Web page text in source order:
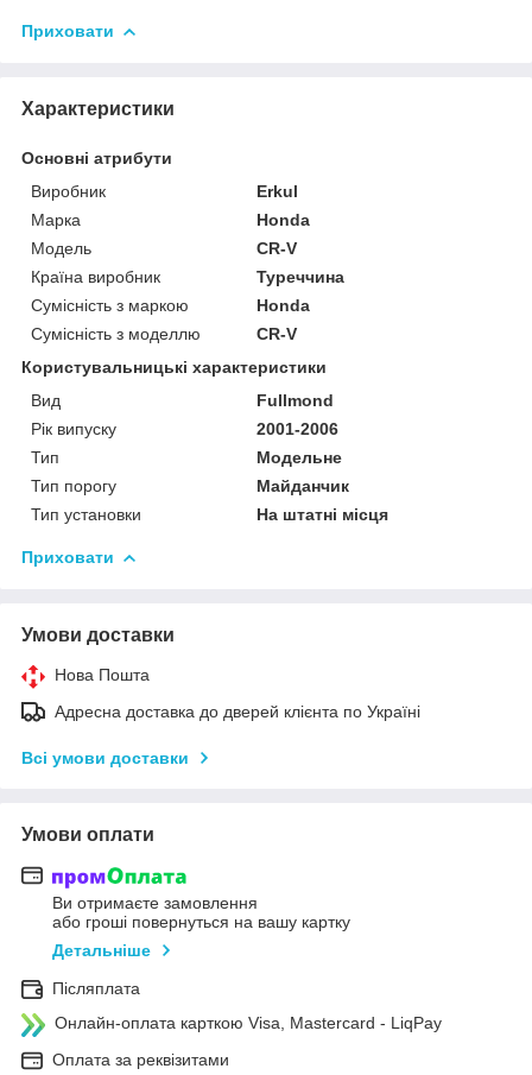
Приховати
Характеристики
Основні атрибути
Виробник
Erkul
Марка
Honda
Модель
CR-V
Країна виробник
Туреччина
Сумісність з маркою
Honda
Сумісність з моделлю
CR-V
Користувальницькі характеристики
Вид
Fullmond
Рік випуску
2001-2006
Тип
Модельне
Тип порогу
Майданчик
Тип установки
На штатні місця
Приховати
Умови доставки
Нова Пошта
Адресна доставка до дверей клієнта по Україні
Всі умови доставки
Умови оплати
Ви отримаєте замовлення
або гроші повернуться на вашу картку
Детальніше
Післяплата
Онлайн-оплата карткою Visa, Mastercard - LiqPay
Оплата за реквізитами